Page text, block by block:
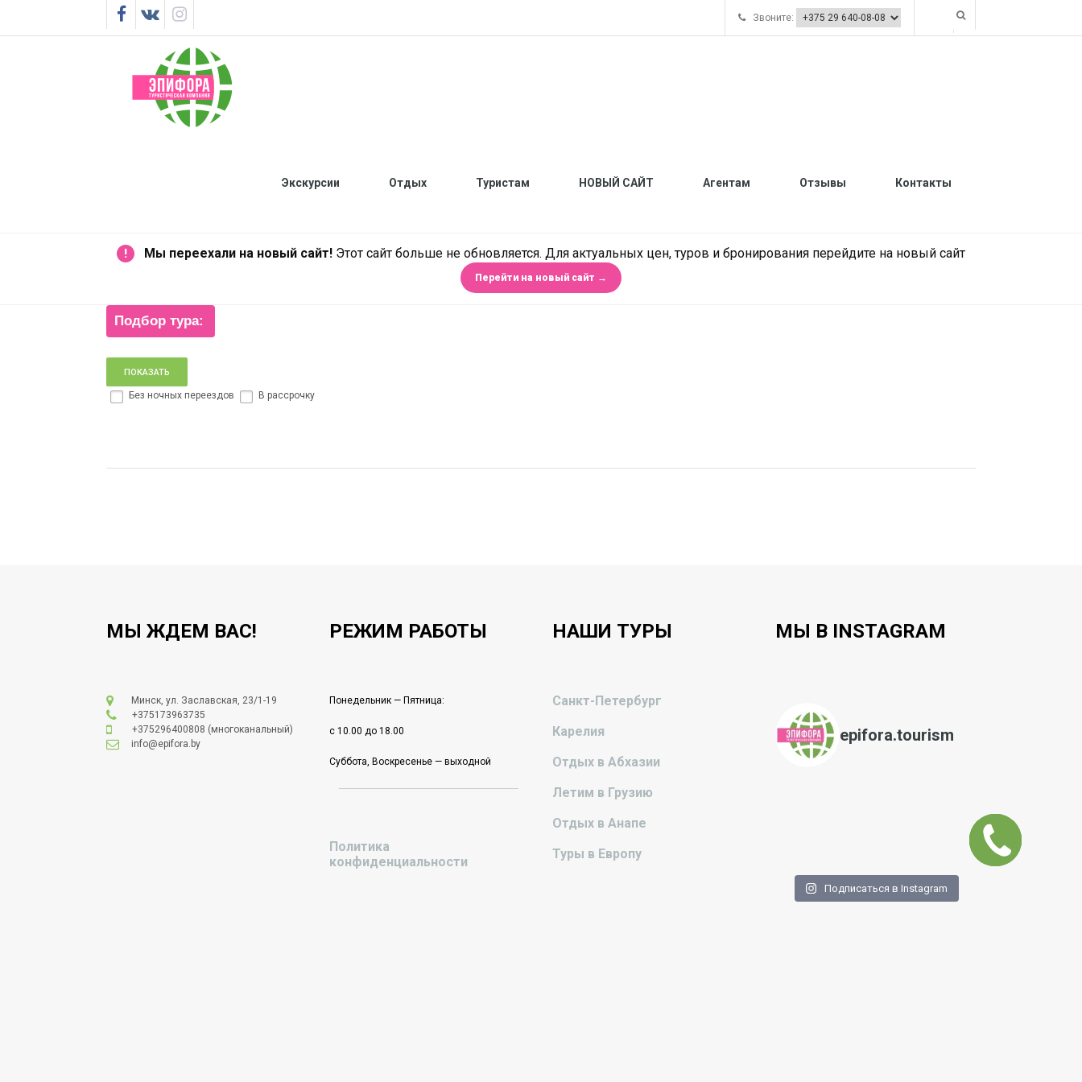
Звоните:
Экскурсии Отдых Туристам НОВЫЙ САЙТ Агентам Отзывы Контакты
! Мы переехали на новый сайт! Этот сайт больше не обновляется. Для актуальных цен, туров и бронирования перейдите на новый сайт
Перейти на новый сайт →
Подбор тура:
Без ночных переездов В рассрочку
МЫ ЖДЕМ ВАС!
Минск, ул. Заславская, 23/1-19
+375173963735
+375296400808 (многоканальный)
info@epifora.by
РЕЖИМ РАБОТЫ
Понедельник — Пятница:
с 10.00 до 18.00
Суббота, Воскресенье — выходной
Политика
конфиденциальности
НАШИ ТУРЫ
Санкт-Петербург
Карелия
Отдых в Абхазии
Летим в Грузию
Отдых в Анапе
Туры в Европу
МЫ В INSTAGRAM
epifora.tourism
Подписаться в Instagram
Заказать
звонок